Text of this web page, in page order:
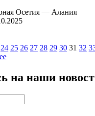
Осетия — Алания
24 25 26 27 28 29 30 31 32
на наши